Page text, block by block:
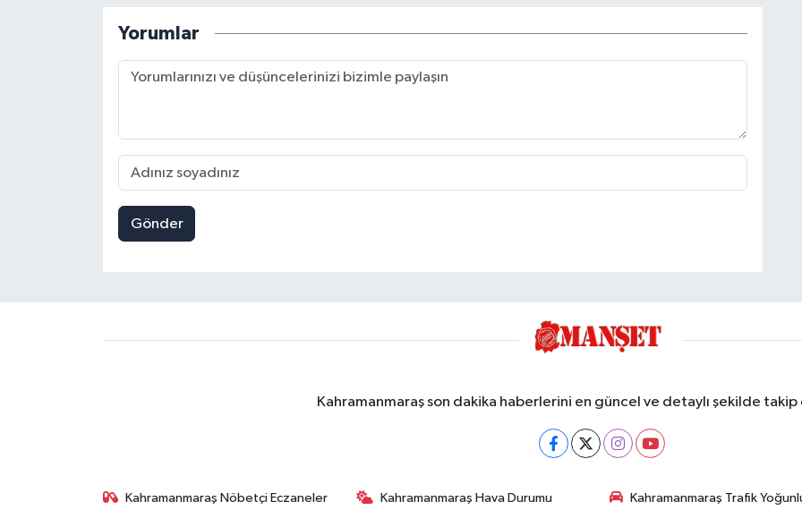
Yorumlar
Gönder
Kahramanmaraş son dakika haberlerini en güncel ve detaylı şekilde
Kahramanmaraş Nöbetçi Eczaneler Kahramanmaraş Hava Durumu
Kahramanmaraş Trafik